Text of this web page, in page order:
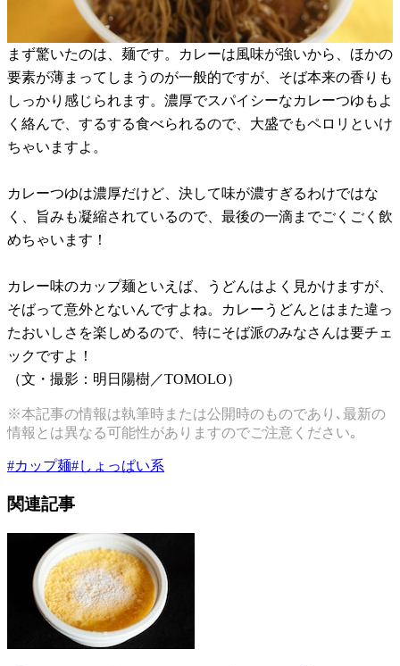
まず驚いたのは、麺です。カレーは風味が強いから、ほかの
要素が薄まってしまうのが一般的ですが、そば本来の香りも
しっかり感じられます。濃厚でスパイシーなカレーつゆもよ
く絡んで、するする食べられるので、大盛でもペロリといけ
ちゃいますよ。
カレーつゆは濃厚だけど、決して味が濃すぎるわけではな
く、旨みも凝縮されているので、最後の一滴までごくごく飲
めちゃいます！
カレー味のカップ麺といえば、うどんはよく見かけますが、
そばって意外とないんですよね。カレーうどんとはまた違っ
たおいしさを楽しめるので、特にそば派のみなさんは要チェ
ックですよ！
（文・撮影：明日陽樹／TOMOLO）
※本記事の情報は執筆時または公開時のものであり､最新の
情報とは異なる可能性がありますのでご注意ください｡
#カップ麺#しょっぱい系
関連記事